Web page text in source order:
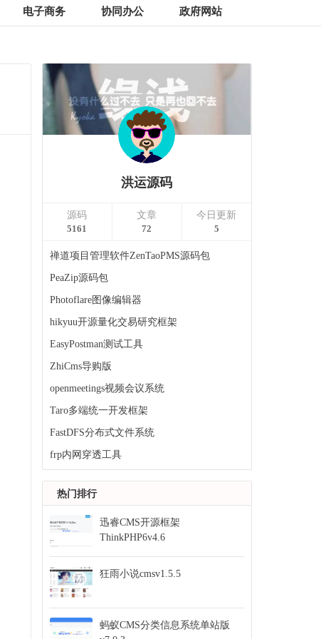
电子商务 协同办公 政府网站
洪运源码
源码
5161
文章
72
今日更新
5
禅道项目管理软件ZenTaoPMS源码包
PeaZip源码包
Photoflare图像编辑器
hikyuu开源量化交易研究框架
EasyPostman测试工具
ZhiCms导购版
openmeetings视频会议系统
Taro多端统一开发框架
FastDFS分布式文件系统
frp内网穿透工具
热门排行
迅睿CMS开源框架
ThinkPHP6v4.6
狂雨小说cmsv1.5.5
蚂蚁CMS分类信息系统单站版